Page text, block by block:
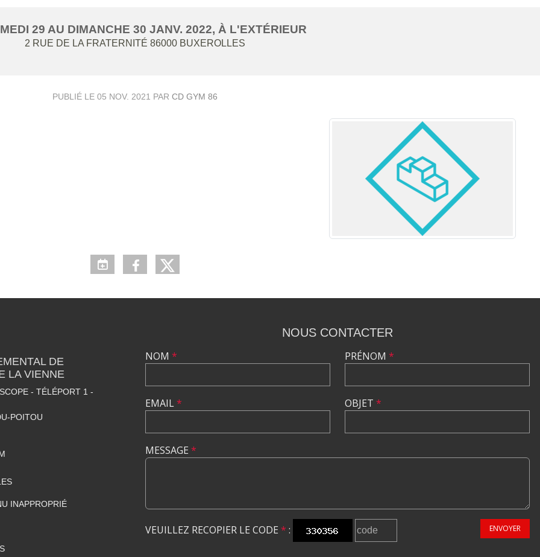
29 AU DIMANCHE 30 JANV. 2022, À L'EXTÉRIEUR
2 RUE DE LA FRATERNITÉ 86000 BUXEROLLES
PUBLIÉ LE 05 NOV. 2021 PAR CD GYM 86
DE
LA VIENNE
- TÉLÉPORT 1 -
POITOU
INAPPROPRIÉ
NOUS CONTACTER
NOM *
EMAIL*
PRÉNOM *
OBJET *
MESSAGE *
VEUILLEZ RECOPIER LE CODE * : ENVOYER